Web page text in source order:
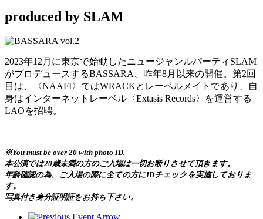
produced by SLAM
2023年12月に東京で始動したニュージャンルパーティSLAM
がプロデュースするBASSARA、昨年8月以来の開催。第2回
目は、〈NAAFI〉ではWRACKとレーベルメイトであり、自
身はインターネットレーベル〈Extasis Records〉を運営する
LAOを招聘。
※You must be over 20 with photo ID.
本公演では20歳未満の方のご入場は一切お断りさせて頂きます。
年齢確認の為、ご入場の際に全ての方にIDチェックを実施しておりま
す。
写真付き身分証明証をお持ち下さい。